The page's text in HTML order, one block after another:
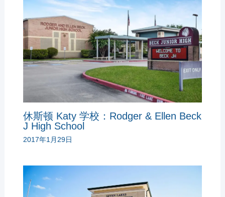
休斯顿 Katy 学校：Rodger & Ellen Beck
J High School
2017年1月29日